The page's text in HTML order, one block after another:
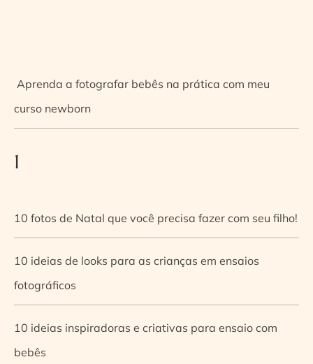
Aprenda a fotografar bebês na prática com meu
curso newborn
1
10 fotos de Natal que você precisa fazer com seu filho!
10 ideias de looks para as crianças em ensaios
fotográficos
10 ideias inspiradoras e criativas para ensaio com
bebês